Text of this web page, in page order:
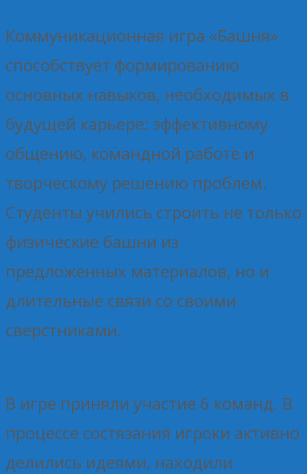
Коммуникационная игра «Башня»
способствует формированию
основных навыков, необходимых в
будущей карьере: эффективному
общению, командной работе и
творческому решению проблем.
Студенты учились строить не только
физические башни из
предложенных материалов, но и
длительные связи со своими
сверстниками.
В игре приняли участие 6 команд. В
процессе состязания игроки активно
делились идеями, находили